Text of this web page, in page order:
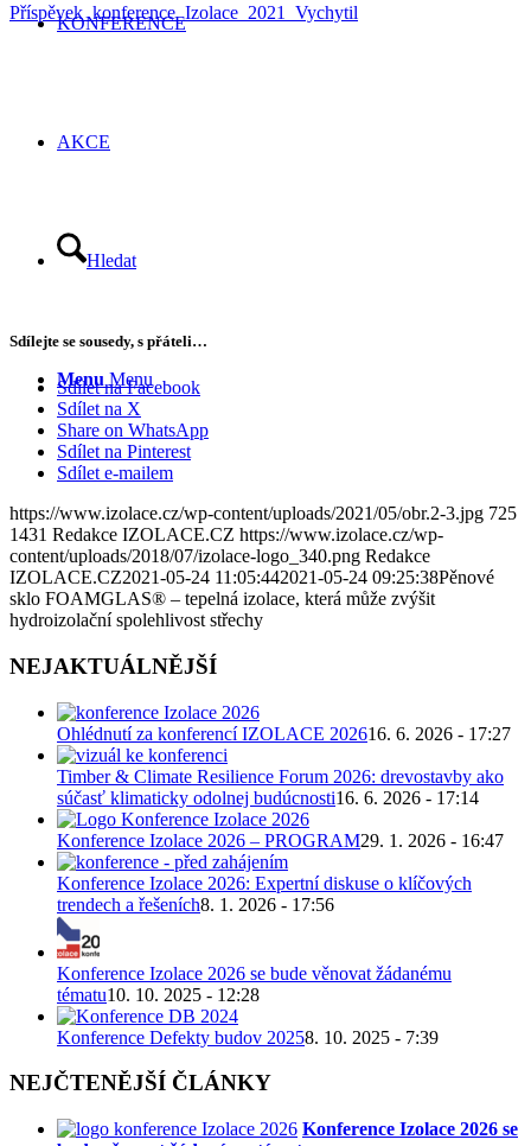
KONFERENCE
AKCE
Hledat
Menu Menu
Příspěvek_konference_Izolace_2021_Vychytil
Sdílejte se sousedy, s přáteli…
Sdílet na Facebook
Sdílet na X
Share on WhatsApp
Sdílet na Pinterest
Sdílet e-mailem
https://www.izolace.cz/wp-content/uploads/2021/05/obr.2-3.jpg 725
1431 Redakce IZOLACE.CZ https://www.izolace.cz/wp-
content/uploads/2018/07/izolace-logo_340.png Redakce
IZOLACE.CZ2021-05-24 11:05:442021-05-24 09:25:38Pěnové
sklo FOAMGLAS® – tepelná izolace, která může zvýšit
hydroizolační spolehlivost střechy
NEJAKTUÁLNĚJŠÍ
Ohlédnutí za konferencí IZOLACE 202616. 6. 2026 - 17:27
Timber & Climate Resilience Forum 2026: drevostavby ako
súčasť klimaticky odolnej budúcnosti16. 6. 2026 - 17:14
Konference Izolace 2026 – PROGRAM29. 1. 2026 - 16:47
Konference Izolace 2026: Expertní diskuse o klíčových
trendech a řešeních8. 1. 2026 - 17:56
Konference Izolace 2026 se bude věnovat žádanému
tématu10. 10. 2025 - 12:28
Konference Defekty budov 20258. 10. 2025 - 7:39
NEJČTENĚJŠÍ ČLÁNKY
Konference Izolace 2026 se